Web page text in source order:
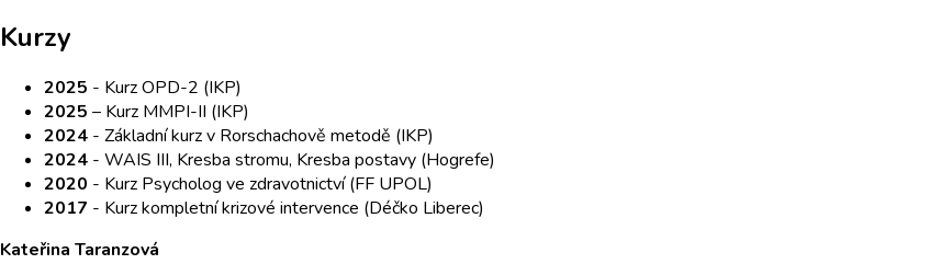
Kurzy
2025 - Kurz OPD-2 (IKP)
2025 – Kurz MMPI-II (IKP)
2024 - Základní kurz v Rorschachově metodě (IKP)
2024 - WAIS III, Kresba stromu, Kresba postavy (Hogrefe)
2020 - Kurz Psycholog ve zdravotnictví (FF UPOL)
2017 - Kurz kompletní krizové intervence (Déčko Liberec)
Kateřina Taranzová